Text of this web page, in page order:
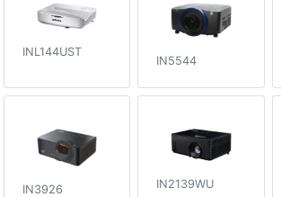
INL144UST
IN5544
IN3926 IN2139WU